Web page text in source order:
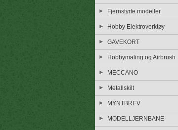
Fjernstyrte modeller
Hobby Elektroverktøy
GAVEKORT
Hobbymaling og Airbrush
MECCANO
Metallskilt
MYNTBREV
MODELLJERNBANE